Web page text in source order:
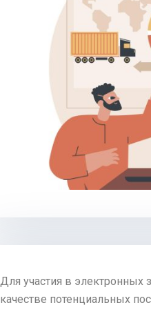
Для участия в электронных
качестве потенциальных